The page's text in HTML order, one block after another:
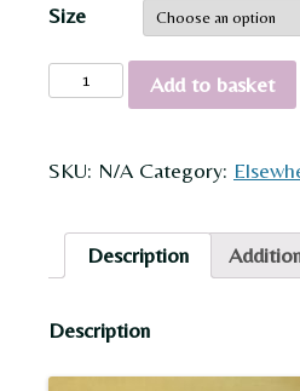
Size
Canada
Add to basket
SKU: N/A Category:
Description
Description